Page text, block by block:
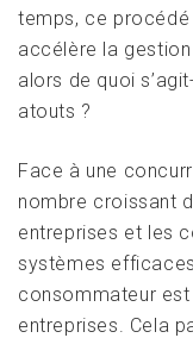
temps, ce
accélère la
alors de quoi
atouts ?
Face à une
nombre croissant
entreprises et les
systèmes
consommateur
entreprises. Cela